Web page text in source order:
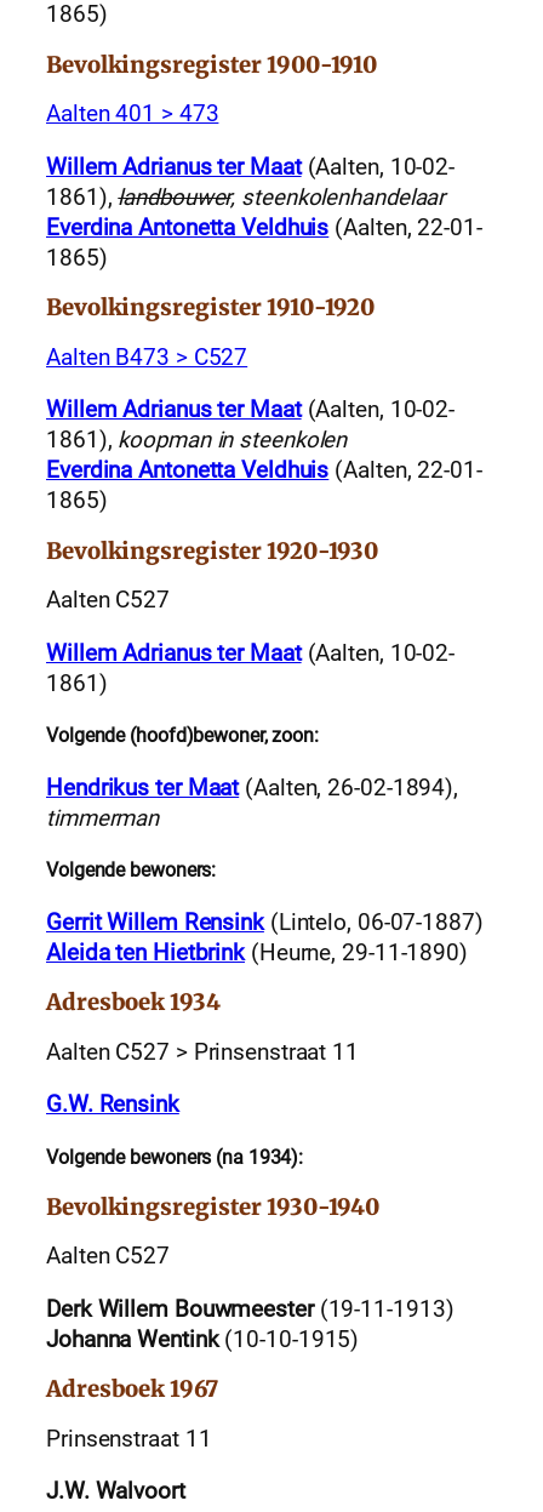
1865)
Bevolkingsregister 1900-1910
Aalten 401 > 473
Willem Adrianus ter Maat (Aalten, 10-02-
1861),landbouwer, steenkolenhandelaar
Everdina Antonetta Veldhuis (Aalten, 22-01-
1865)
Bevolkingsregister 1910-1920
Aalten B473 > C527
Willem Adrianus ter Maat(Aalten, 10-02-
1861), koopman in steenkolen
Everdina Antonetta Veldhuis (Aalten, 22-01-
1865)
Bevolkingsregister 1920-1930
Aalten C527
Willem Adrianus ter Maat(Aalten, 10-02-
1861)
Volgende (hoofd)bewoner, zoon:
Hendrikus ter Maat(Aalten, 26-02-1894),
timmerman
Volgende bewoners:
Gerrit Willem Rensink(Lintelo, 06-07-1887)
Aleida ten Hietbrink(Heurne, 29-11-1890)
Adresboek 1934
Aalten C527 > Prinsenstraat 11
G.W. Rensink
Volgende bewoners (na 1934):
Bevolkingsregister 1930-1940
Aalten C527
Derk Willem Bouwmeester(19-11-1913)
Johanna Wentink(10-10-1915)
Adresboek 1967
Prinsenstraat 11
J.W. Walvoort